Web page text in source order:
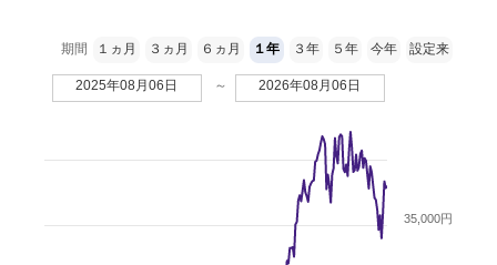
35,000円
期間 １ヵ月 ３ヵ月 ６ヵ月 １年 ３年 ５年 今年 設定来
2025年08月06日 ～ 2026年08月06日